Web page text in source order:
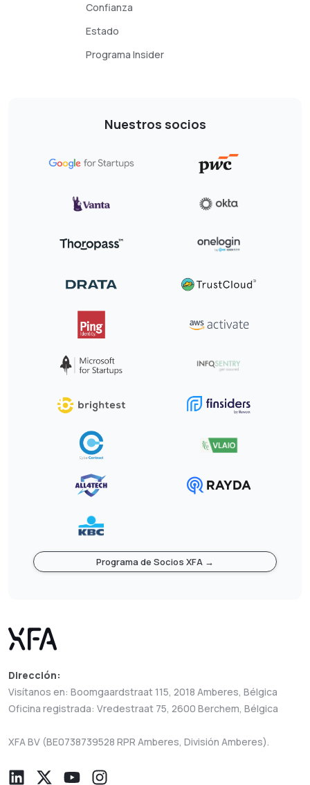
Confianza
Estado
Programa Insider
Nuestros socios
Programa de Socios XFA →
Dirección:
Visítanos en: Boomgaardstraat 115, 2018 Amberes, Bélgica
Oficina registrada: Vredestraat 75, 2600 Berchem, Bélgica
XFA BV (BE0738739528 RPR Amberes, División Amberes).